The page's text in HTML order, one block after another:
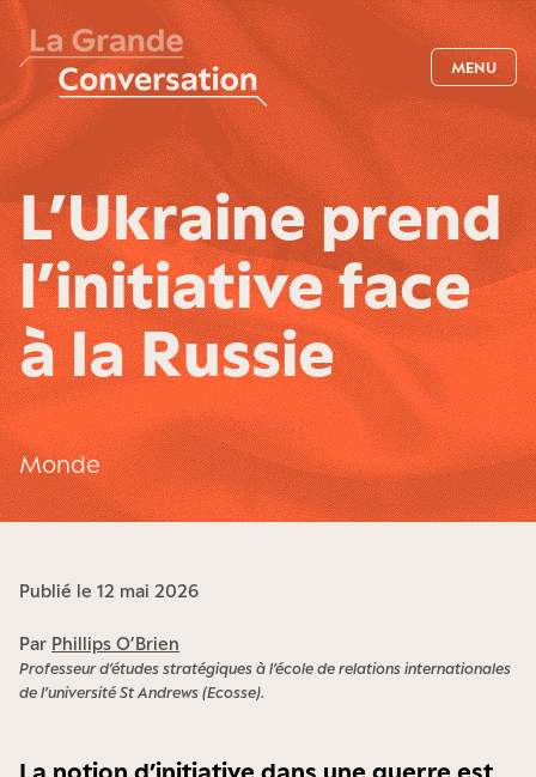
MENU
L’Ukraine prend
l’initiative face
à la Russie
Monde
Publié le 12 mai 2026
Par Phillips O’Brien
Professeur d’études stratégiques à l’école de relations internationales
de l’université St Andrews (Ecosse).